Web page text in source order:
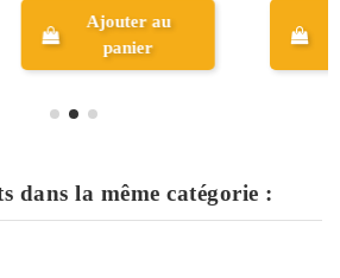
dans la même catégorie :